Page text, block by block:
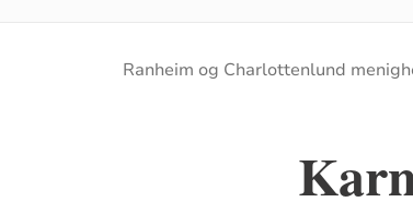
Brødsmulesti
Ranheim og Charlottenlund